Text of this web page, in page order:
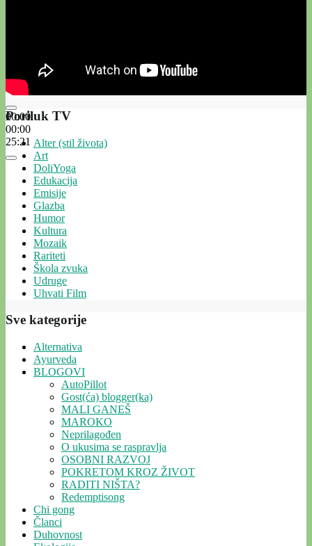
00:00
00:00
25:21
Poriluk TV
Alter (stil života)
Art
DoliYoga
Edukacija
Emisije
Glazba
Humor
Kultura
Mozaik
Rariteti
Škola zvuka
Udruge
Uhvati Film
Sve kategorije
Alternativa
Ayurveda
BLOGOVI
AutoPillot
Gost(ća) blogger(ka)
MALI GANEŠ
MAROKO
Neprilagođen
O ukusima se raspravlja
OSOBNI RAZVOJ
POKRETOM KROZ ŽIVOT
RADITI NIŠTA?
Redemptisong
Chi gong
Članci
Duhovnost